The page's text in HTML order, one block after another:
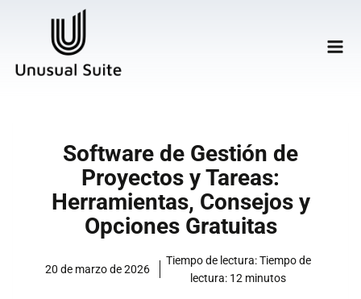
Software de Ges­tión de
Pro­yec­tos y Ta­reas:
He­rra­mien­tas, Con­se­jos y
Op­cio­nes Gra­tui­tas
20 de marzo de 2026
Tiempo de
lectura: 12 minutos